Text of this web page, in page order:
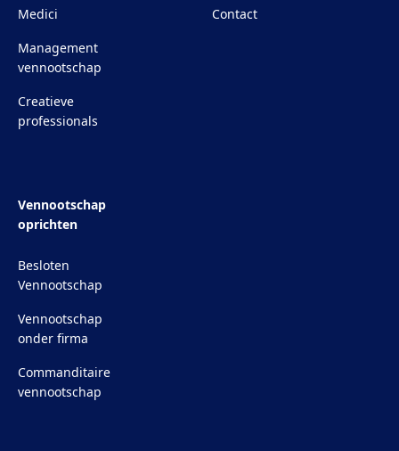
Medici
Management
vennootschap
Creatieve
professionals
Contact
Vennootschap
oprichten
Besloten
Vennootschap
Vennootschap
onder firma
Commanditaire
vennootschap